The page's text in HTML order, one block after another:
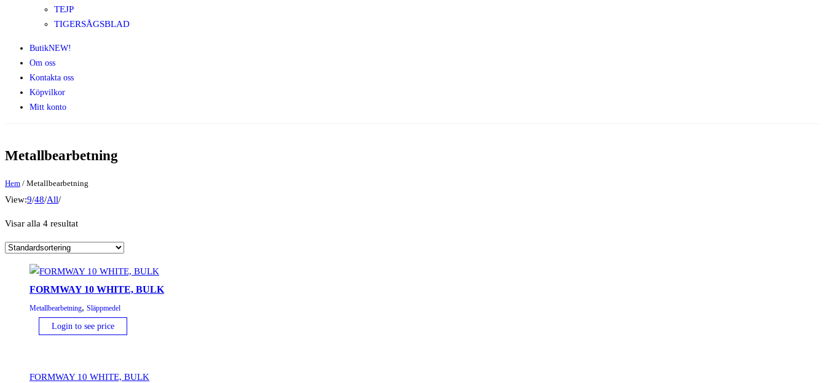
TEJP
TIGERSÅGSBLAD
ButikNEW!
Om oss
Kontakta oss
Köpvilkor
Mitt konto
Metallbearbetning
Hem / Metallbearbetning
View:9/48/All/
Visar alla 4 resultat
FORMWAY 10 WHITE, BULK
Metallbearbetning, Släppmedel
Login to see price
FORMWAY 10 WHITE, BULK